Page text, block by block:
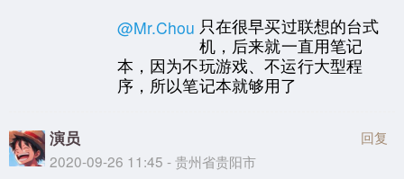
@Mr.Chou 只在很早买过联想的台式
机，后来就一直用笔记
本，因为不玩游戏、不运行大型程
序，所以笔记本就够用了
演员
2020-09-26 11:45 - 贵州省贵阳市
回复